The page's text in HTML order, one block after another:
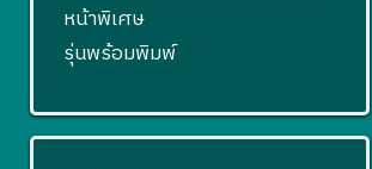
หน้าพิเศษ
รุ่นพร้อมพิมพ์